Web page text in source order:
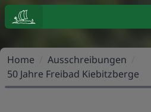
Home Ausschreibungen
50 Jahre Freibad Kiebitzberge